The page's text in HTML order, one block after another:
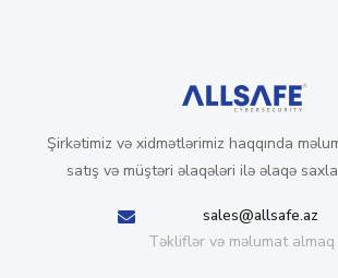
Şirkətimiz və xidmətlərimiz haqqında
satış və müştəri əlaqələri ilə əlaqə
sales@allsafe.az
Təkliflər və məlumat almaq